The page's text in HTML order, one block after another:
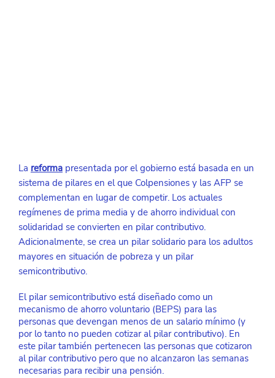
La reforma presentada por el gobierno está basada en un
sistema de pilares en el que Colpensiones y las AFP se
complementan en lugar de competir. Los actuales
regímenes de prima media y de ahorro individual con
solidaridad se convierten en pilar contributivo.
Adicionalmente, se crea un pilar solidario para los adultos
mayores en situación de pobreza y un pilar
semicontributivo.
El pilar semicontributivo está diseñado como un
mecanismo de ahorro voluntario (BEPS) para las
personas que devengan menos de un salario mínimo (y
por lo tanto no pueden cotizar al pilar contributivo). En
este pilar también pertenecen las personas que cotizaron
al pilar contributivo pero que no alcanzaron las semanas
necesarias para recibir una pensión.